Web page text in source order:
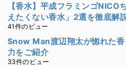
【香水】平成フラミンゴNICO
えたくない香水」2選を徹底解
41件のビュー
Snow Man渡辺翔太が惚れた
力をご紹介
33件のビュー